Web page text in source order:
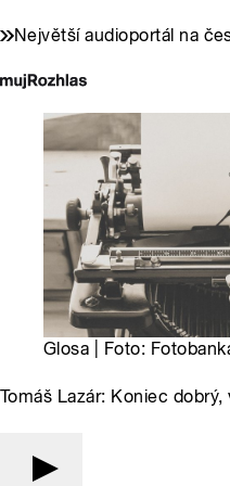
Největší audioportál na
Glosa | Foto:
Tomáš Lazár: Koniec